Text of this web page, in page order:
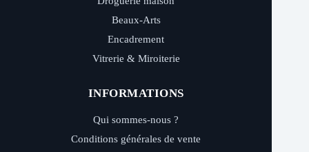
Beaux-Arts
Encadrement
Vitrerie & Miroiterie
INFORMATIONS
Qui sommes-nous ?
Conditions générales de vente